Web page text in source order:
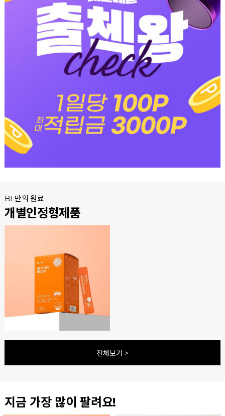
BL만의 원료
개별인정형제품
전체보기 >
지금 가장 많이 팔려요!